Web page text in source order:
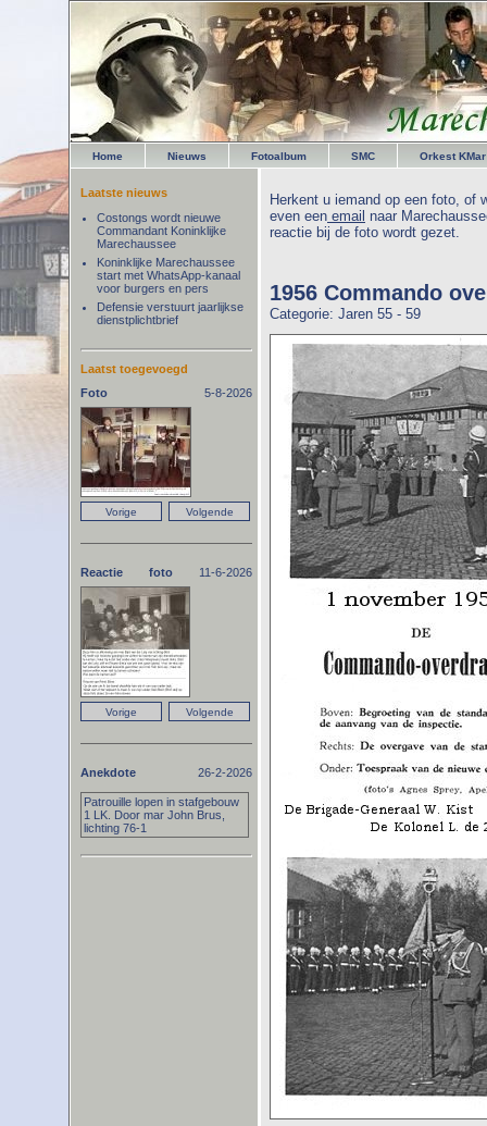
Home Nieuws Fotoalbum SMC Orkest KMar
Herkent u iemand op een foto, of
even een email naar
reactie bij de foto wordt gezet.
1956 Commando
Categorie: Jaren 55 - 59
Laatste nieuws
Costongs wordt nieuwe
Commandant Koninklijke
Marechaussee
Koninklijke Marechaussee
start met WhatsApp-kanaal
voor burgers en pers
Defensie verstuurt jaarlijkse
dienstplichtbrief
Laatst toegevoegd
Foto
5-8-2026
Reactie foto 11-6-2026
Anekdote 26-2-2026
Patrouille lopen in stafgebouw
1 LK. Door mar John Brus,
lichting 76-1